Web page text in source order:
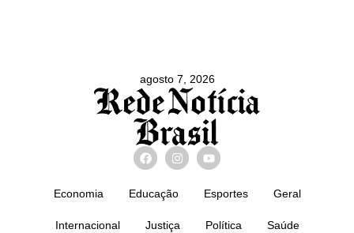
agosto 7, 2026
Economia Educação Esportes Geral
Internacional Justiça Política Saúde